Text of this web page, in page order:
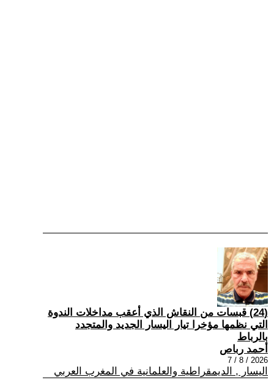
(24) قبسات من النقاش الذي أعقب مداخلات الندوة
التي نظمها مؤخرا تيار اليسار الجديد والمتجدد
بالرباط
أحمد رباص
2026 / 8 / 7
اليسار , الديمقراطية والعلمانية في المغرب العربي